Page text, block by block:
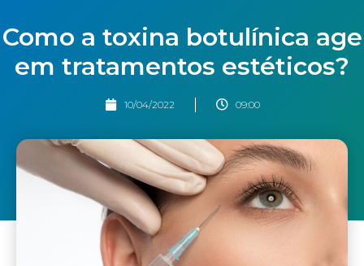
Como a toxina botulínica age
em tratamentos estéticos?
10/04/2022 09:00